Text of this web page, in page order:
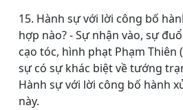
15. Hành sự với lời công bố
hợp nào? - Sự nhận vào, sự
cạo tóc, hình phạt Phạm Thiên
sự có sự khác biệt về tướng
Hành sự với lời công bố hành
này.